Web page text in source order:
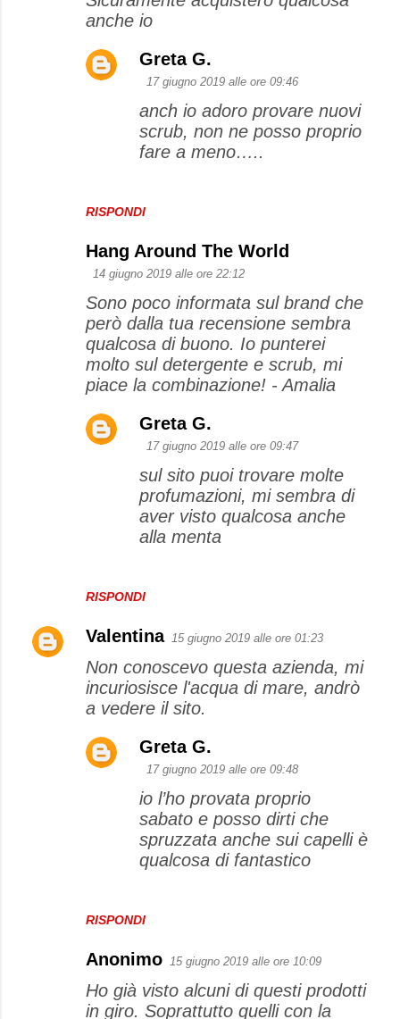
anche io
RISPONDI
Greta G.
17 giugno 2019 alle ore 09:46
anch io adoro provare nuovi
scrub, non ne posso proprio
fare a meno…..
Hang Around The World
14 giugno 2019 alle ore 22:12
Sono poco informata sul brand che
però dalla tua recensione sembra
qualcosa di buono. Io punterei
molto sul detergente e scrub, mi
piace la combinazione! - Amalia
RISPONDI
Greta G.
17 giugno 2019 alle ore 09:47
sul sito puoi trovare molte
profumazioni, mi sembra di
aver visto qualcosa anche
alla menta
Valentina 15 giugno 2019 alle ore 01:23
Non conoscevo questa azienda, mi
incuriosisce l'acqua di mare, andrò
a vedere il sito.
RISPONDI
Greta G.
17 giugno 2019 alle ore 09:48
io l’ho provata proprio
sabato e posso dirti che
spruzzata anche sui capelli è
qualcosa di fantastico
Anonimo 15 giugno 2019 alle ore 10:09
Ho già visto alcuni di questi prodotti
in giro. Soprattutto quelli con la